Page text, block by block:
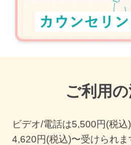
ご利用
ビデオ/電話は5,500円(税
4,620円(税込)〜受けられま